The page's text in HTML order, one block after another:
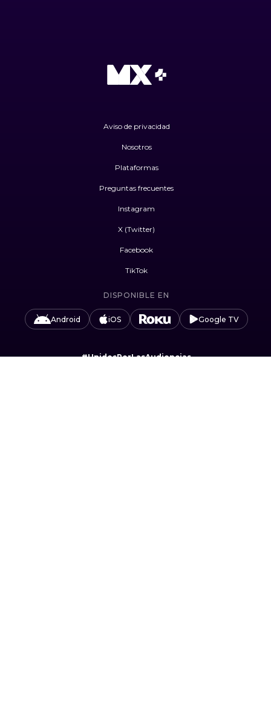
Aviso de privacidad
Nosotros
Plataformas
Preguntas frecuentes
Instagram
X (Twitter)
Facebook
TikTok
DISPONIBLE EN
Android iOS Google TV
#UnidosPorLasAudiencias